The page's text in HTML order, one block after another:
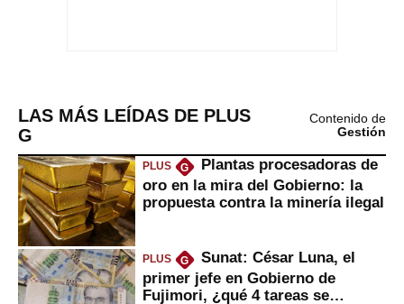
LAS MÁS LEÍDAS DE PLUS
G
Contenido de
Gestión
PLUS G
Plantas procesadoras de
oro en la mira del Gobierno: la
propuesta contra la minería ilegal
PLUS G
Sunat: César Luna, el
primer jefe en Gobierno de
Fujimori, ¿qué 4 tareas se